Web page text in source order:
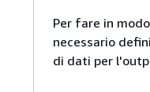
Per fare in
necessario
di dati per